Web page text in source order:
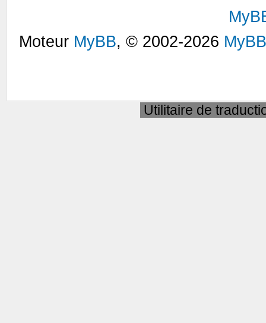
Moteur MyBB, © 2002-2026
Utilitaire de